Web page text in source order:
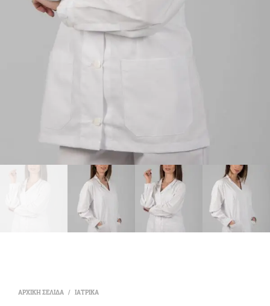
ΑΡΧΙΚΉ ΣΕΛΊΔΑ / ΙΑΤΡΙΚΑ